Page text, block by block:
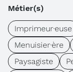
Métier(s)
Imprimeur·euse
Menuisier·ère
Paysagiste